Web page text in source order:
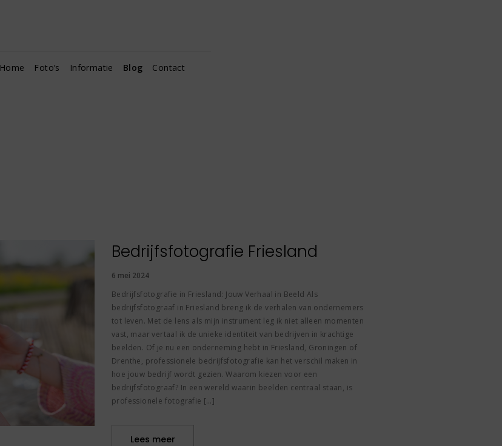
Home Foto’s Informatie Blog Contact
Bedrijfsfotografie Friesland
6 mei 2024
Bedrijfsfotografie in Friesland: Jouw Verhaal in Beeld Als
bedrijfsfotograaf in Friesland breng ik de verhalen van ondernemers
tot leven. Met de lens als mijn instrument leg ik niet alleen momenten
vast, maar vertaal ik de unieke identiteit van bedrijven in krachtige
beelden. Of je nu een onderneming hebt in Friesland, Groningen of
Drenthe, professionele bedrijfsfotografie kan het verschil maken in
hoe jouw bedrijf wordt gezien. Waarom kiezen voor een
bedrijfsfotograaf? In een wereld waarin beelden centraal staan, is
professionele fotografie […]
Lees meer